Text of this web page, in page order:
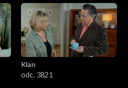
Klan
odc. 3821